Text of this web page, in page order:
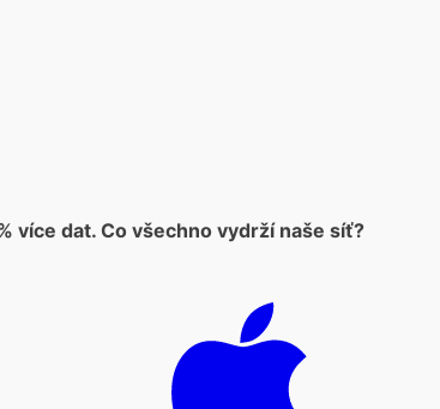
více dat. Co všechno vydrží naše síť?